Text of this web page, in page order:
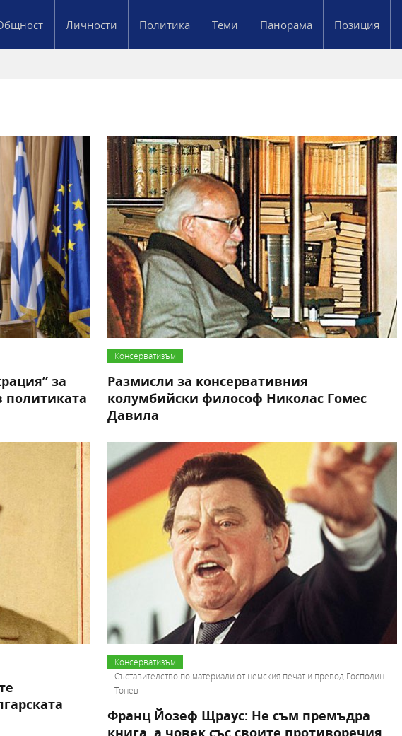
Личности Политика Теми Панорама Позиция
за
политиката
Консерватизъм
Размисли за консервативния
колумбийски философ Николас Гомес
Давила
Консерватизъм
Съставителство по материали от немския печат и превод:Господин
Тонев
Франц Йозеф Щраус: Не съм премъдра